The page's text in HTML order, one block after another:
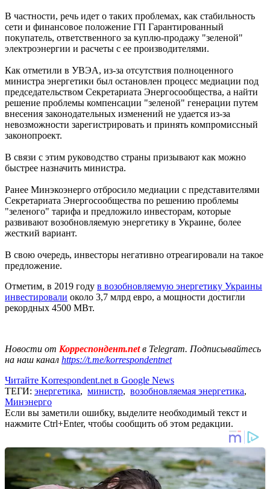
В частности, речь идет о таких проблемах, как стабильность
сети и финансовое положение ГП Гарантированный
покупатель, ответственного за куплю-продажу "зеленой"
электроэнергии и расчеты с ее производителями.
Как отметили в УВЭА, из-за отсутствия полноценного
министра энергетики был остановлен процесс медиации под
председательством Секретариата Энергосообщества, а найти
решение проблемы компенсации "зеленой" генерации путем
внесения законодательных изменений не удается из-за
невозможности зарегистрировать и принять компромиссный
законопроект.
В связи с этим руководство страны призывают как можно
быстрее назначить министра.
Ранее Минэкоэнерго отбросило медиации с представителями
Секретариата Энергосообщества по решению проблемы
"зеленого" тарифа и предложило инвесторам, которые
развивают возобновляемую энергетику в Украине, более
жесткий вариант.
В свою очередь, инвесторы негативно отреагировали на такое
предложение.
Отметим, в 2019 году в возобновляемую энергетику Украины
инвестировали около 3,7 млрд евро, а мощности достигли
рекордных 4500 МВт.
Новости от Корреспондент.netв Telegram. Подписывайтесь
на наш канал https://t.me/korrespondentnet
Читайте Korrespondent.net в Google News
ТЕГИ: энергетика, министр, возобновляемая энергетика,
Минэнерго
Если вы заметили ошибку, выделите необходимый текст и
нажмите Ctrl+Enter, чтобы сообщить об этом редакции.